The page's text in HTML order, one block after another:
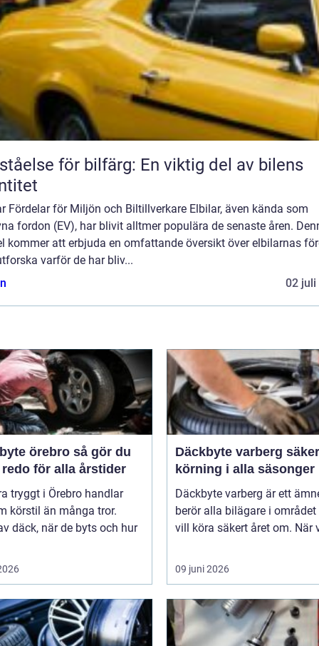
för bilfärg: En viktig del av bilens
Fördelar för Miljön och Biltillverkare Elbilar, även kända som
fordon (EV), har blivit alltmer populära de senaste åren.
kommer att erbjuda en omfattande översikt över elbilarnas
varför de har bliv...
02 juli
örebro så gör du
för alla årstider
tryggt i Örebro handlar
körstil än många tror.
däck, när de byts och hur
Däckbyte varberg säker
körning i alla säsonger
Däckbyte varberg är ett
berör alla bilägare i
vill köra säkert året om. När
09 juni 2026